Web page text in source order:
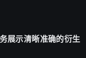
展示清晰准确的衍生